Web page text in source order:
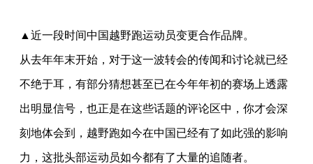
▲近一段时间中国越野跑运动员变更合作品牌。
从去年年末开始，对于这一波转会的传闻和讨论就已经
不绝于耳，有部分猜想甚至已在今年年初的赛场上透露
出明显信号，也正是在这些话题的评论区中，你才会深
刻地体会到，越野跑如今在中国已经有了如此强的影响
力，这批头部运动员如今都有了大量的追随者。